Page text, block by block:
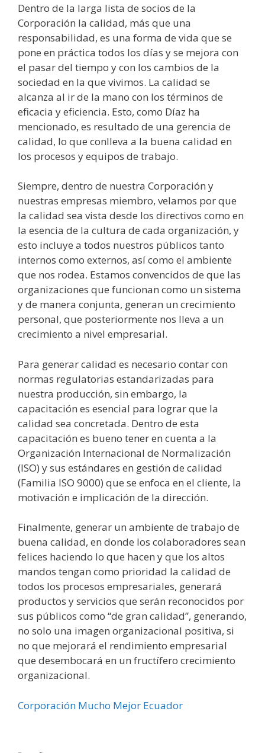
Dentro de la larga lista de socios de la
Corporación la calidad, más que una
responsabilidad, es una forma de vida que se
pone en práctica todos los días y se mejora con
el pasar del tiempo y con los cambios de la
sociedad en la que vivimos. La calidad se
alcanza al ir de la mano con los términos de
eficacia y eficiencia. Esto, como Díaz ha
mencionado, es resultado de una gerencia de
calidad, lo que conlleva a la buena calidad en
los procesos y equipos de trabajo.
Siempre, dentro de nuestra Corporación y
nuestras empresas miembro, velamos por que
la calidad sea vista desde los directivos como en
la esencia de la cultura de cada organización, y
esto incluye a todos nuestros públicos tanto
internos como externos, así como el ambiente
que nos rodea. Estamos convencidos de que las
organizaciones que funcionan como un sistema
y de manera conjunta, generan un crecimiento
personal, que posteriormente nos lleva a un
crecimiento a nivel empresarial.
Para generar calidad es necesario contar con
normas regulatorias estandarizadas para
nuestra producción, sin embargo, la
capacitación es esencial para lograr que la
calidad sea concretada. Dentro de esta
capacitación es bueno tener en cuenta a la
Organización Internacional de Normalización
(ISO) y sus estándares en gestión de calidad
(Familia ISO 9000) que se enfoca en el cliente, la
motivación e implicación de la dirección.
Finalmente, generar un ambiente de trabajo de
buena calidad, en donde los colaboradores sean
felices haciendo lo que hacen y que los altos
mandos tengan como prioridad la calidad de
todos los procesos empresariales, generará
productos y servicios que serán reconocidos por
sus públicos como “de gran calidad”, generando,
no solo una imagen organizacional positiva, si
no que mejorará el rendimiento empresarial
que desembocará en un fructífero crecimiento
organizacional.
Corporación Mucho Mejor Ecuador